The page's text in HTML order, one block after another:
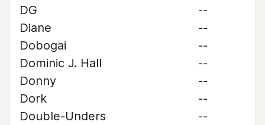
DG
--
Diane
--
Dobogai
--
Dominic J. Hall
--
Donny
--
Dork
--
Double-Unders
--